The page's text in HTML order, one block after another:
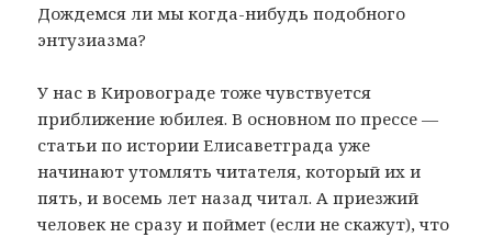
Дождемся ли мы когда-нибудь подобного
энтузиазма?
У нас в Кировограде тоже чувствуется
приближение юбилея. В основном по прессе —
статьи по истории Елисаветграда уже
начинают утомлять читателя, который их и
пять, и восемь лет назад читал. А приезжий
человек не сразу и поймет (если не скажут), что